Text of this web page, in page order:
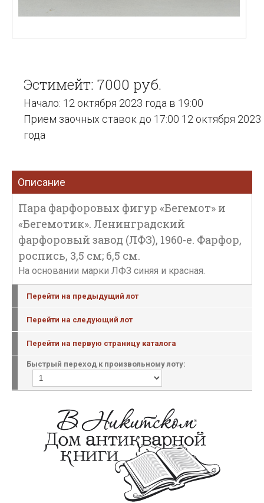
Эстимейт: 7000 руб.
Начало: 12 октября 2023 года в 19:00
Прием заочных ставок до 17:00 12 октября 2023
года
Описание
Пара фарфоровых фигур «Бегемот» и
«Бегемотик». Ленинградский
фарфоровый завод (ЛФЗ), 1960-е. Фарфор,
роспись, 3,5 см; 6,5 см.
На основании марки ЛФЗ синяя и красная.
Перейти на предыдущий лот
Перейти на следующий лот
Перейти на первую страницу каталога
Быстрый переход к произвольному лоту: